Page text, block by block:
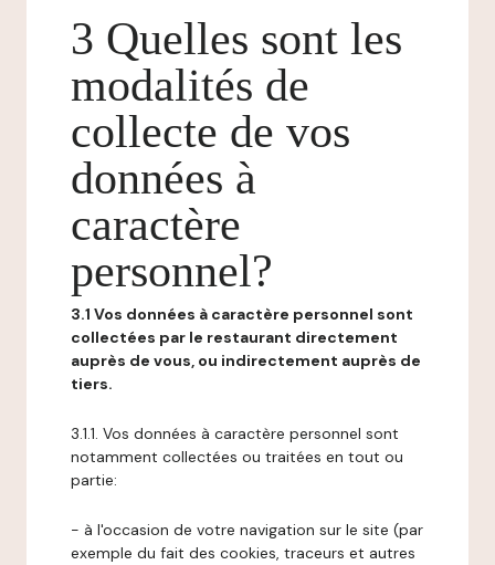
3 Quelles sont les
modalités de
collecte de vos
données à
caractère
personnel?
3.1 Vos données à caractère personnel sont
collectées par le restaurant directement
auprès de vous, ou indirectement auprès de
tiers.
3.1.1. Vos données à caractère personnel sont
notamment collectées ou traitées en tout ou
partie:
- à l'occasion de votre navigation sur le site (par
exemple du fait des cookies, traceurs et autres